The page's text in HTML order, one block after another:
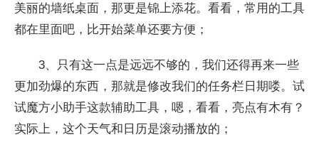
美丽的墙纸桌面，那更是锦上添花。看看，常用的工具
都在里面吧，比开始菜单还要方便；
3、只有这一点是远远不够的，我们还得再来一些
更加劲爆的东西，那就是修改我们的任务栏日期喽。试
试魔方小助手这款辅助工具，嗯，看看，亮点有木有？
实际上，这个天气和日历是滚动播放的；